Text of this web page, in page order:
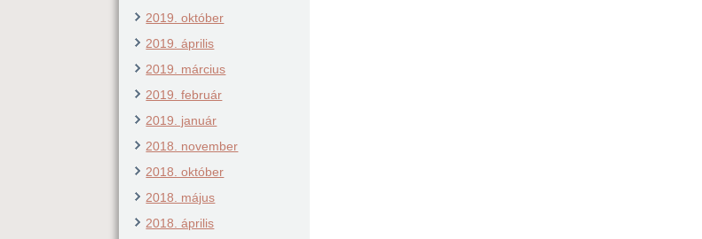
2019. október
2019. április
2019. március
2019. február
2019. január
2018. november
2018. október
2018. május
2018. április